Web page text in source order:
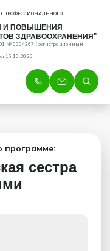
ПРОФЕССИОНАЛЬНОГО
И ПОВЫШЕНИЯ
ЗДРАВООХРАНЕНИЯ"
№ 0004367 (регистрационный
16.10.2025
программе:
сестра